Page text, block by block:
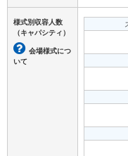
様式別収容人数
（キャパシティ）
会場様式につ
いて